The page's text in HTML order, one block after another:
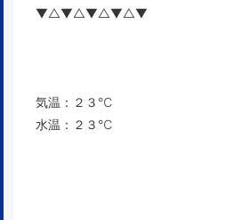
▼△▼△▼△▼△▼
気温：２３℃
水温：２３℃